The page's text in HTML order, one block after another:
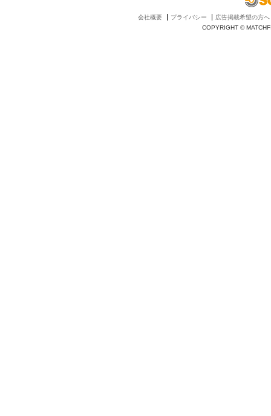
会社概要 プライバシー
広告掲載希望の方へ
COPYRIGHT ©